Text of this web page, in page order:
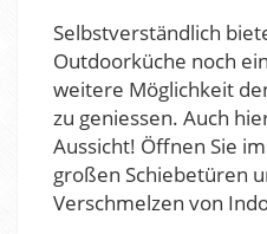
Selbstverständlich
Outdoorküche noch
weitere Möglichkeit
zu geniessen. Auch
Aussicht! Öffnen Sie
großen Schiebetüren
Verschmelzen von